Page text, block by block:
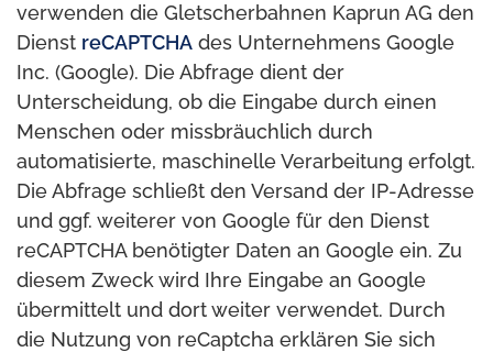
verwenden die Gletscherbahnen Kaprun AG den
Dienst reCAPTCHA des Unternehmens Google
Inc. (Google). Die Abfrage dient der
Unterscheidung, ob die Eingabe durch einen
Menschen oder missbräuchlich durch
automatisierte, maschinelle Verarbeitung erfolgt.
Die Abfrage schließt den Versand der IP-Adresse
und ggf. weiterer von Google für den Dienst
reCAPTCHA benötigter Daten an Google ein. Zu
diesem Zweck wird Ihre Eingabe an Google
übermittelt und dort weiter verwendet. Durch
die Nutzung von reCaptcha erklären Sie sich